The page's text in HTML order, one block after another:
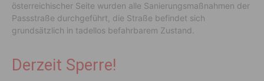
österreichischer Seite wurden alle Sanierungsmaßnahmen der
Passstraße durchgeführt, die Straße befindet sich
grundsätzlich in tadellos befahrbarem Zustand.
Derzeit Sperre!